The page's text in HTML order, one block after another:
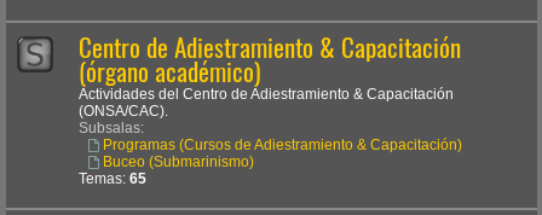
Centro de Adiestramiento & Capacitación
(órgano académico)
Actividades del Centro de Adiestramiento & Capacitación
(ONSA/CAC).
Subsalas:
Programas (Cursos de Adiestramiento & Capacitación)
Buceo (Submarinismo)
Temas: 65